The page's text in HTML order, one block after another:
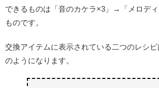
できるものは「音のカケラ×3」→「メロデ
ものです。
交換アイテムに表示されている二つのレシ
のようになります。